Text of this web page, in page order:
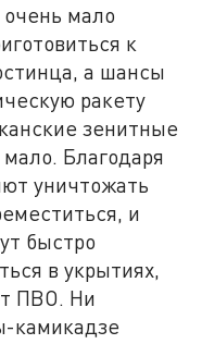
мало
к
а шансы
ракету
зенитные
Благодаря
уничтожать
и
быстро
в укрытиях,
ПВО. Ни
камикадзе